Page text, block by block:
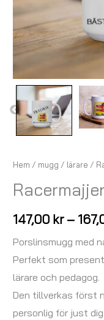
Hem / mugg / lärare /
147,00 kr –
Porslinsmugg med
Perfekt som
lärare och pedagog.
Den tillverkas först
personlig för just dig.